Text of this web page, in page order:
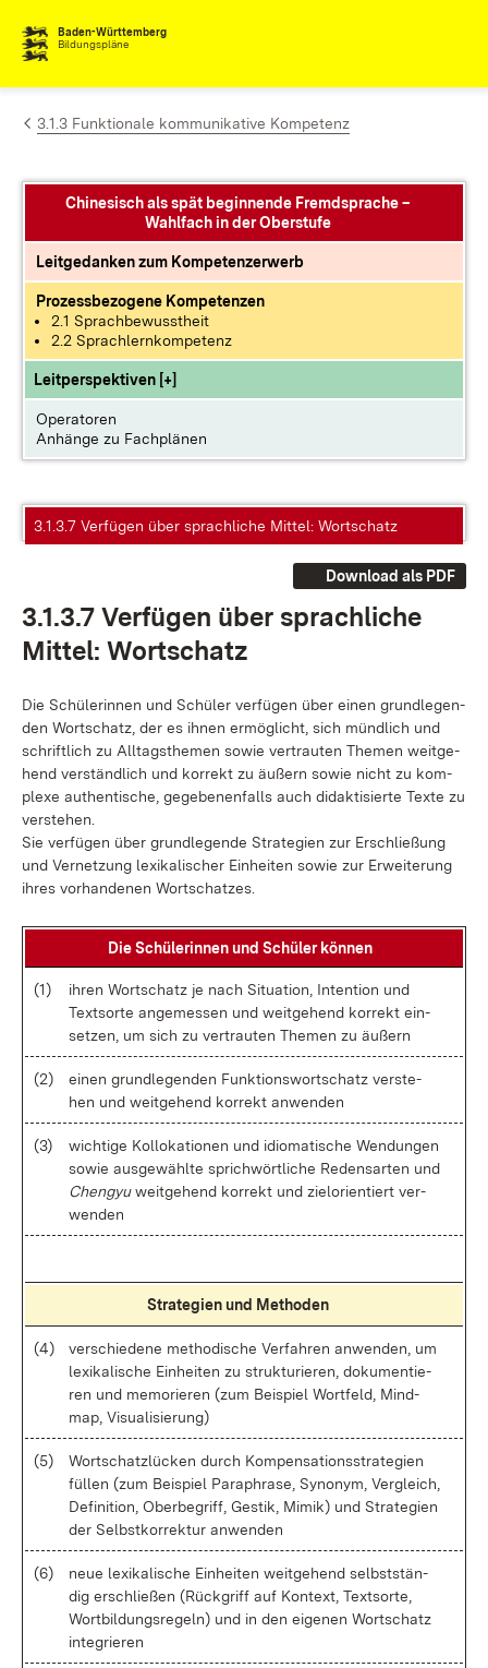
Zum Inhalt springen
Baden-Württemberg
Bildungspläne
3.1.3 Funktionale kommunikative Kompetenz
Chinesisch als spät beginnende Fremdsprache –
Wahlfach in der Oberstufe
Leitgedanken zum Kompetenzerwerb
Prozessbezogene Kompetenzen
2.1 Sprachbewusstheit
2.2 Sprachlernkompetenz
Leitperspektiven [+]
Operatoren
Anhänge zu Fachplänen
3.1.3.7 Verfügen über sprachliche Mittel: Wortschatz
Download als PDF
3.1.3.7 Ver­fü­gen über sprach­li­che
Mit­tel: Wort­schatz
Die Schü­le­rin­nen und Schü­ler ver­fü­gen über ei­nen grund­le­gen­
den Wort­schatz, der es ih­nen er­mög­licht, sich münd­lich und
schrift­lich zu All­tags­the­men so­wie ver­trau­ten The­men weit­ge­
hend ver­ständ­lich und kor­rekt zu äu­ßern so­wie nicht zu kom­
ple­xe au­then­ti­sche, ge­ge­be­nen­falls auch di­dak­ti­sier­te Tex­te zu
ver­ste­hen.
Sie ver­fü­gen über grund­le­gen­de Stra­te­gi­en zur Er­schlie­ßung
und Ver­net­zung le­xi­ka­li­scher Ein­hei­ten so­wie zur Er­wei­te­rung
ih­res vor­han­de­nen Wort­schat­zes.
Die Schü­le­rin­nen und Schü­ler kön­nen
(1)
ih­ren Wort­schatz je nach Si­tua­ti­on, In­ten­tion und
Text­sor­te an­ge­mes­sen und weit­ge­hend kor­rekt ein­
set­zen, um sich zu ver­trau­ten The­men zu äu­ßern
(2)
ei­nen grund­le­gen­den Funk­ti­ons­wort­schatz ver­ste­
hen und weit­ge­hend kor­rekt an­wen­den
(3)
wich­ti­ge Kol­lo­ka­tio­nen und idio­ma­ti­sche Wen­dun­gen
so­wie aus­ge­wähl­te sprich­wört­li­che Re­dens­ar­ten und
Chen­gyuweit­ge­hend kor­rekt und ziel­ori­en­tiert ver­
wen­den
Stra­te­gi­en und Me­tho­den
(4)
ver­schie­de­ne me­tho­di­sche Ver­fah­ren an­wen­den, um
le­xi­ka­li­sche Ein­hei­ten zu struk­tu­rie­ren, do­ku­men­tie­
ren und me­mo­rie­ren (zum Bei­spiel Wort­feld, Mind­
map, Vi­sua­li­sie­rung)
(5)
Wort­schatz­lü­cken durch Kom­pen­sa­ti­ons­stra­te­gi­en
fül­len (zum Bei­spiel Pa­ra­phra­se, Syn­onym, Ver­gleich,
De­fi­ni­ti­on, Ober­be­griff, Ges­tik, Mi­mik) und Stra­te­gi­en
der Selbst­kor­rek­tur an­wen­den
(6)
neue le­xi­ka­li­sche Ein­hei­ten weit­ge­hend selbst­stän­
dig er­schlie­ßen (Rück­griff auf Kon­text, Text­sor­te,
Wort­bil­dungs­re­geln) und in den ei­ge­nen Wort­schatz
in­te­grie­ren